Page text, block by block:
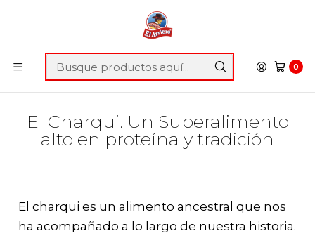
0
Y OBTEN UN 25% DE DESCUENTO EN
Inicio
Blog
El Charqui. Un Superalimento alto en proteína y
tradición
El Charqui. Un Superalimento
alto en proteína y tradición
El charqui es un alimento ancestral que nos
ha acompañado a lo largo de nuestra historia.